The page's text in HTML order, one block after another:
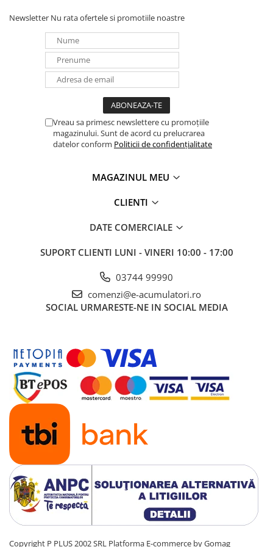
Invertoare
Sisteme de prindere
Pompe de caldura
Newsletter Nu rata ofertele si promotiile noastre
Vreau sa primesc newslettere cu promoțiile
magazinului. Sunt de acord cu prelucrarea
datelor conform Politicii de confidențialitate
MAGAZINUL MEU
CLIENTI
DATE COMERCIALE
SUPORT CLIENTI LUNI - VINERI 10:00 - 17:00
03744 99990
comenzi@e-acumulatori.ro
SOCIAL URMARESTE-NE IN SOCIAL MEDIA
Copyright P PLUS 2002 SRL Platforma E-commerce by Gomag